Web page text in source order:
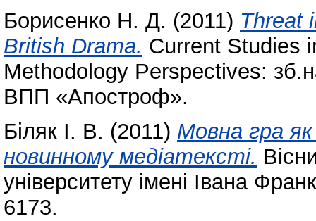
Борисенко Н. Д. (2011) Threat
British Drama. Current Studies
Methodology Perspectives:
ВПП «Апостроф».
Біляк І. В. (2011) Мовна гра як
новинному медіатексті.
університету імені Івана
6173.